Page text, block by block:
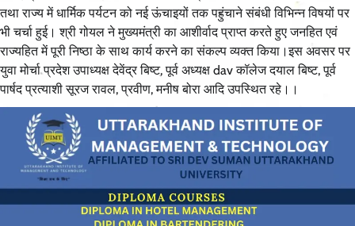
तथा राज्य में धार्मिक पर्यटन को नई ऊंचाइयों तक पहुंचाने संबंधी विभिन्न विषयों पर
भी चर्चा हुई। श्री गोयल ने मुख्यमंत्री का आशीर्वाद प्राप्त करते हुए जनहित एवं
राज्यहित में पूरी निष्ठा के साथ कार्य करने का संकल्प व्यक्त किया।इस अवसर पर
युवा मोर्चा प्रदेश उपाध्यक्ष देवेंद्र बिष्ट, पूर्व अध्यक्ष dav कॉलेज दयाल बिष्ट, पूर्व
पार्षद प्रत्याशी सूरज रावल, प्रवीण, मनीष बोरा आदि उपस्थित रहे।।